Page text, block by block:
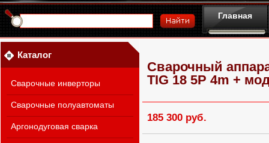
Главная
Каталог
Сварочные инверторы
Сварочные полуавтоматы
Аргонодуговая сварка
Сварочный
TIG 18 5P 4m +
185 300 руб.